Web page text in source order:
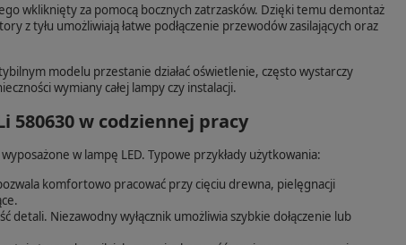
wkliknięty za pomocą bocznych zatrzasków. Dzięki temu demontaż
z tyłu umożliwiają łatwe podłączenie przewodów zasilających oraz
modelu przestanie działać oświetlenie, często wystarczy
wymiany całej lampy czy instalacji.
580630 w codziennej pracy
w lampę LED. Typowe przykłady użytkowania:
komfortowo pracować przy cięciu drewna, pielęgnacji
Niezawodny wyłącznik umożliwia szybkie dołączenie lub